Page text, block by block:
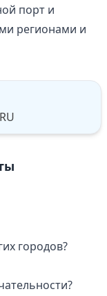
порт и
регионами и
городов?